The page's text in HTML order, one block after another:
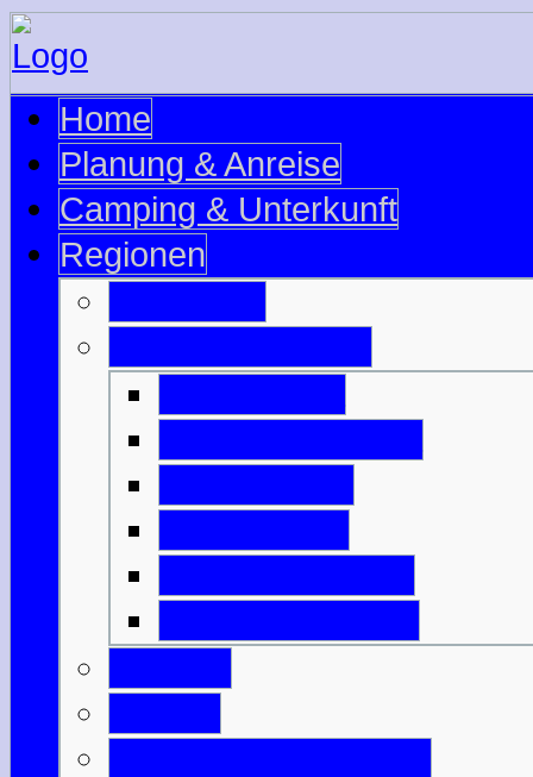
Home
Planung & Anreise
Camping & Unterkunft
Regionen